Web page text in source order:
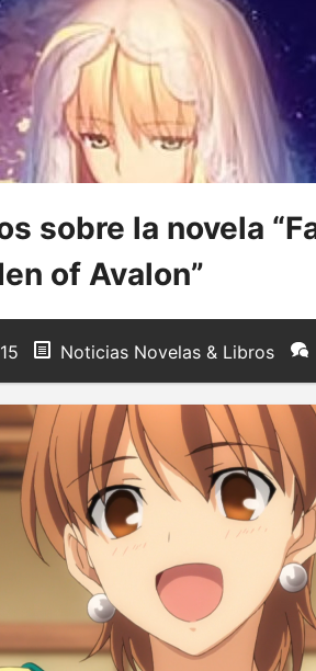
sobre la novela
of Avalon”
Noticias Novelas & Libros